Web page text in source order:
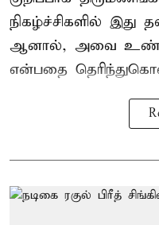
நிகழ்ச்சிகளில் இது
ஆனால், அவை
என்பதை